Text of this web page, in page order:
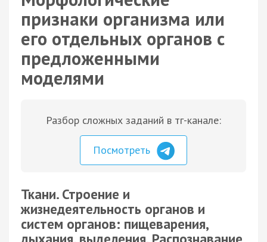
признаки организма или
его отдельных органов с
предложенными
моделями
Разбор сложных заданий в тг-канале:
Посмотреть
Ткани. Строение и
жизнедеятельность органов и
систем органов: пищеварения,